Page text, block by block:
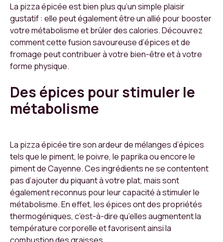
La pizza épicée est bien plus qu’un simple plaisir
gustatif : elle peut également être un allié pour booster
votre métabolisme et brûler des calories. Découvrez
comment cette fusion savoureuse d’épices et de
fromage peut contribuer à votre bien-être et à votre
forme physique.
Des épices pour stimuler le
métabolisme
La pizza épicée tire son ardeur de mélanges d’épices
tels que le piment, le poivre, le paprika ou encore le
piment de Cayenne. Ces ingrédients ne se contentent
pas d’ajouter du piquant à votre plat, mais sont
également reconnus pour leur capacité à stimuler le
métabolisme. En effet, les épices ont des propriétés
thermogéniques, c’est-à-dire qu’elles augmentent la
température corporelle et favorisent ainsi la
combustion des graisses.